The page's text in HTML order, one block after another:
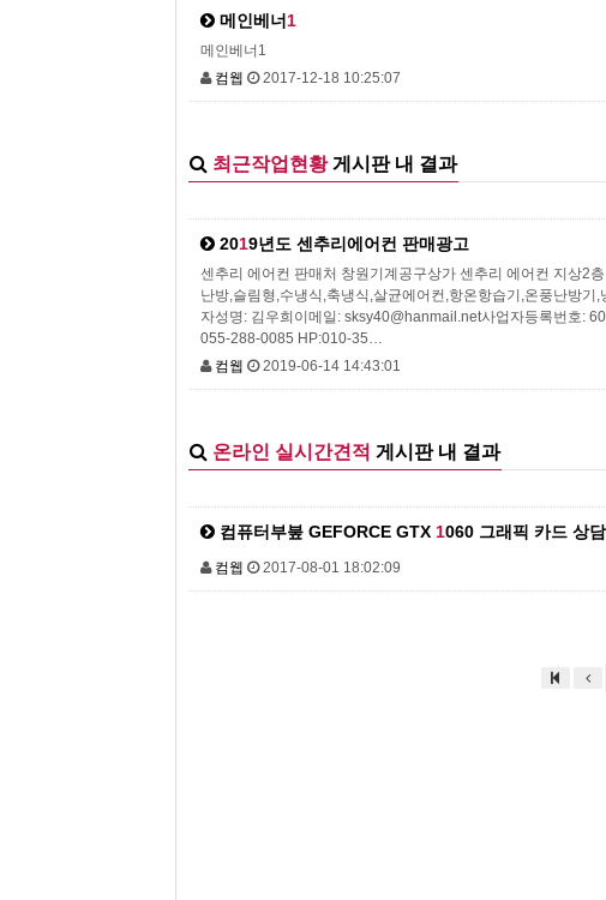
메인베너 1
메인베너1
컴웹
2017-12-18 10:25:07
최근작업현황게시판 내 결과
2019년도 센추리에어컨 판매광고
센추리 에어컨 판매처 창원기계공구상가 센추리 에어컨 지상2
난방,슬림형,수냉식,축냉식,살균에어컨,항온항습기,온풍난방
자성명: 김우희이메일: sksy40@hanmail.net사업자등록번호:
055-288-0085 HP:010-35…
컴웹
2019-06-14 14:43:01
온라인 실시간견적 게시판 내 결과
컴퓨터부붚 GEFORCE GTX 1060 그래픽 카드 상담
컴웹 2017-08-01 18:02:09